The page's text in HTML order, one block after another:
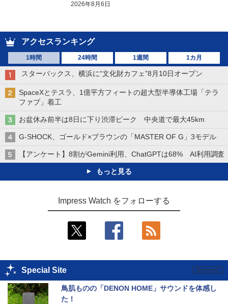
2026年8月6日
アクセスランキング
1時間 24時間 1週間 1カ月
スターバックス、横浜に“文化財カフェ”8月10日オープン
SpaceXとテスラ、1億平方フィートの超大型半導体工場「テラ
ファブ」着工
お盆休み前半は8日に下り渋滞ピーク 中央道で最大45km
G-SHOCK、ゴールド×ブラウンの「MASTER OF G」3モデル
【アンケート】8割がGemini利用、ChatGPTは68% AI利用調査
もっと見る
Impress Watch をフォローする
Special Site
鳥肌ものの「DENON HOME」サウンドを体感し
た！